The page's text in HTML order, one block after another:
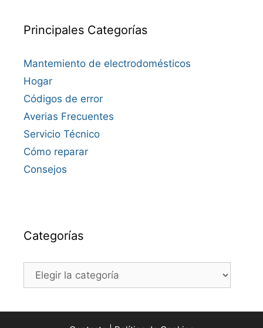
Principales Categorías
Mantemiento de electrodomésticos
Hogar
Códigos de error
Averias Frecuentes
Servicio Técnico
Cómo reparar
Consejos
Categorías
Categorías